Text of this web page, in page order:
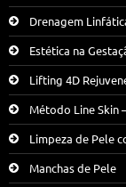
Drenagem
Estética na
Lifting 4D
Método Line Skin
Limpeza de Pele
Manchas de Pele